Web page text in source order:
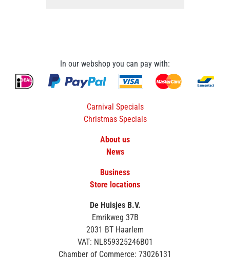
In our webshop you can pay with:
Carnival Specials
Christmas Specials
About us
News
Business
Store locations
De Huisjes B.V.
Emrikweg 37B
2031 BT Haarlem
VAT: NL859325246B01
Chamber of Commerce: 73026131